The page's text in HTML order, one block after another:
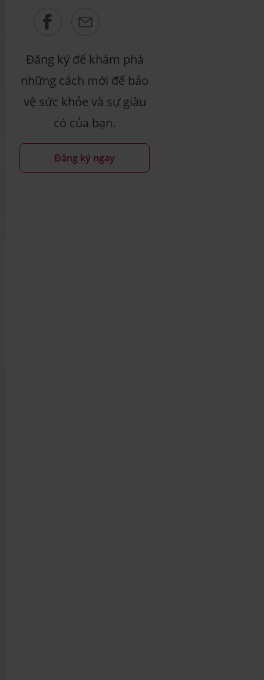
Đăng ký để khám phá
những cách mới để bảo
vệ sức khỏe và sự giàu
có của bạn.
Đăng ký ngay